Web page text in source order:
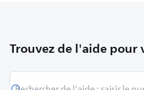
Trouvez de l'aide